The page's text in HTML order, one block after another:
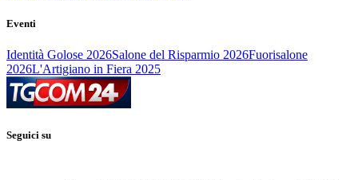
Eventi
Identità Golose 2026Salone del Risparmio 2026Fuorisalone
2026L'Artigiano in Fiera 2025
Seguici su